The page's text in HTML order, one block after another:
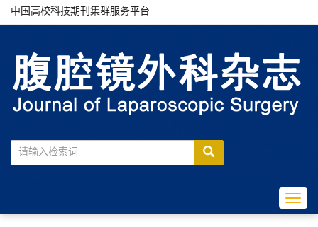
中国高校科技期刊集群服务平台